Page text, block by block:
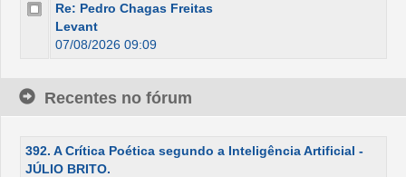
Re: Pedro Chagas Freitas
Levant
07/08/2026 09:09
Recentes no fórum
392. A Crítica Poética segundo a Inteligência Artificial -
JÚLIO BRITO.